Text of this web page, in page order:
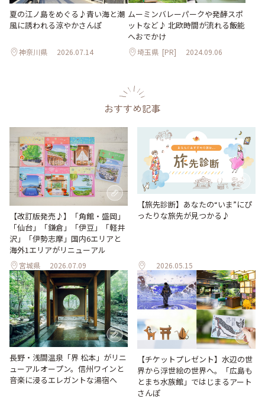
夏の江ノ島をめぐる♪青い海と潮
風に誘われる涼やかさんぽ
神奈川県 2026.07.14
ムーミンバレーパークや発酵スポ
ットなど♪ 北欧時間が流れる飯能
へおでかけ
埼玉県 [PR] 2024.09.06
おすすめ記事
【改訂版発売♪】「角館・盛岡」
「仙台」「鎌倉」「伊豆」「軽井
沢」「伊勢志摩」国内6エリアと
海外1エリアがリニューアル
宮城県 2026.07.09
【旅先診断】あなたの“いま”にぴ
ったりな旅先が見つかる♪
2026.05.15
長野・浅間温泉「界 松本」がリニ
ューアルオープン。信州ワインと
音楽に浸るエレガントな湯宿へ
【チケットプレゼント】水辺の世
界から浮世絵の世界へ。「広島も
とまち水族館」ではじまるアート
さんぽ